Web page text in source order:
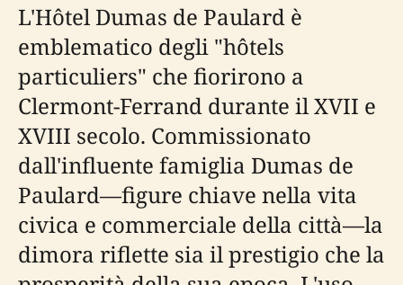
L'Hôtel Dumas de Paulard è
emblematico degli "hôtels
particuliers" che fiorirono a
Clermont-Ferrand durante il XVII e
XVIII secolo. Commissionato
dall'influente famiglia Dumas de
Paulard—figure chiave nella vita
civica e commerciale della città—la
dimora riflette sia il prestigio che la